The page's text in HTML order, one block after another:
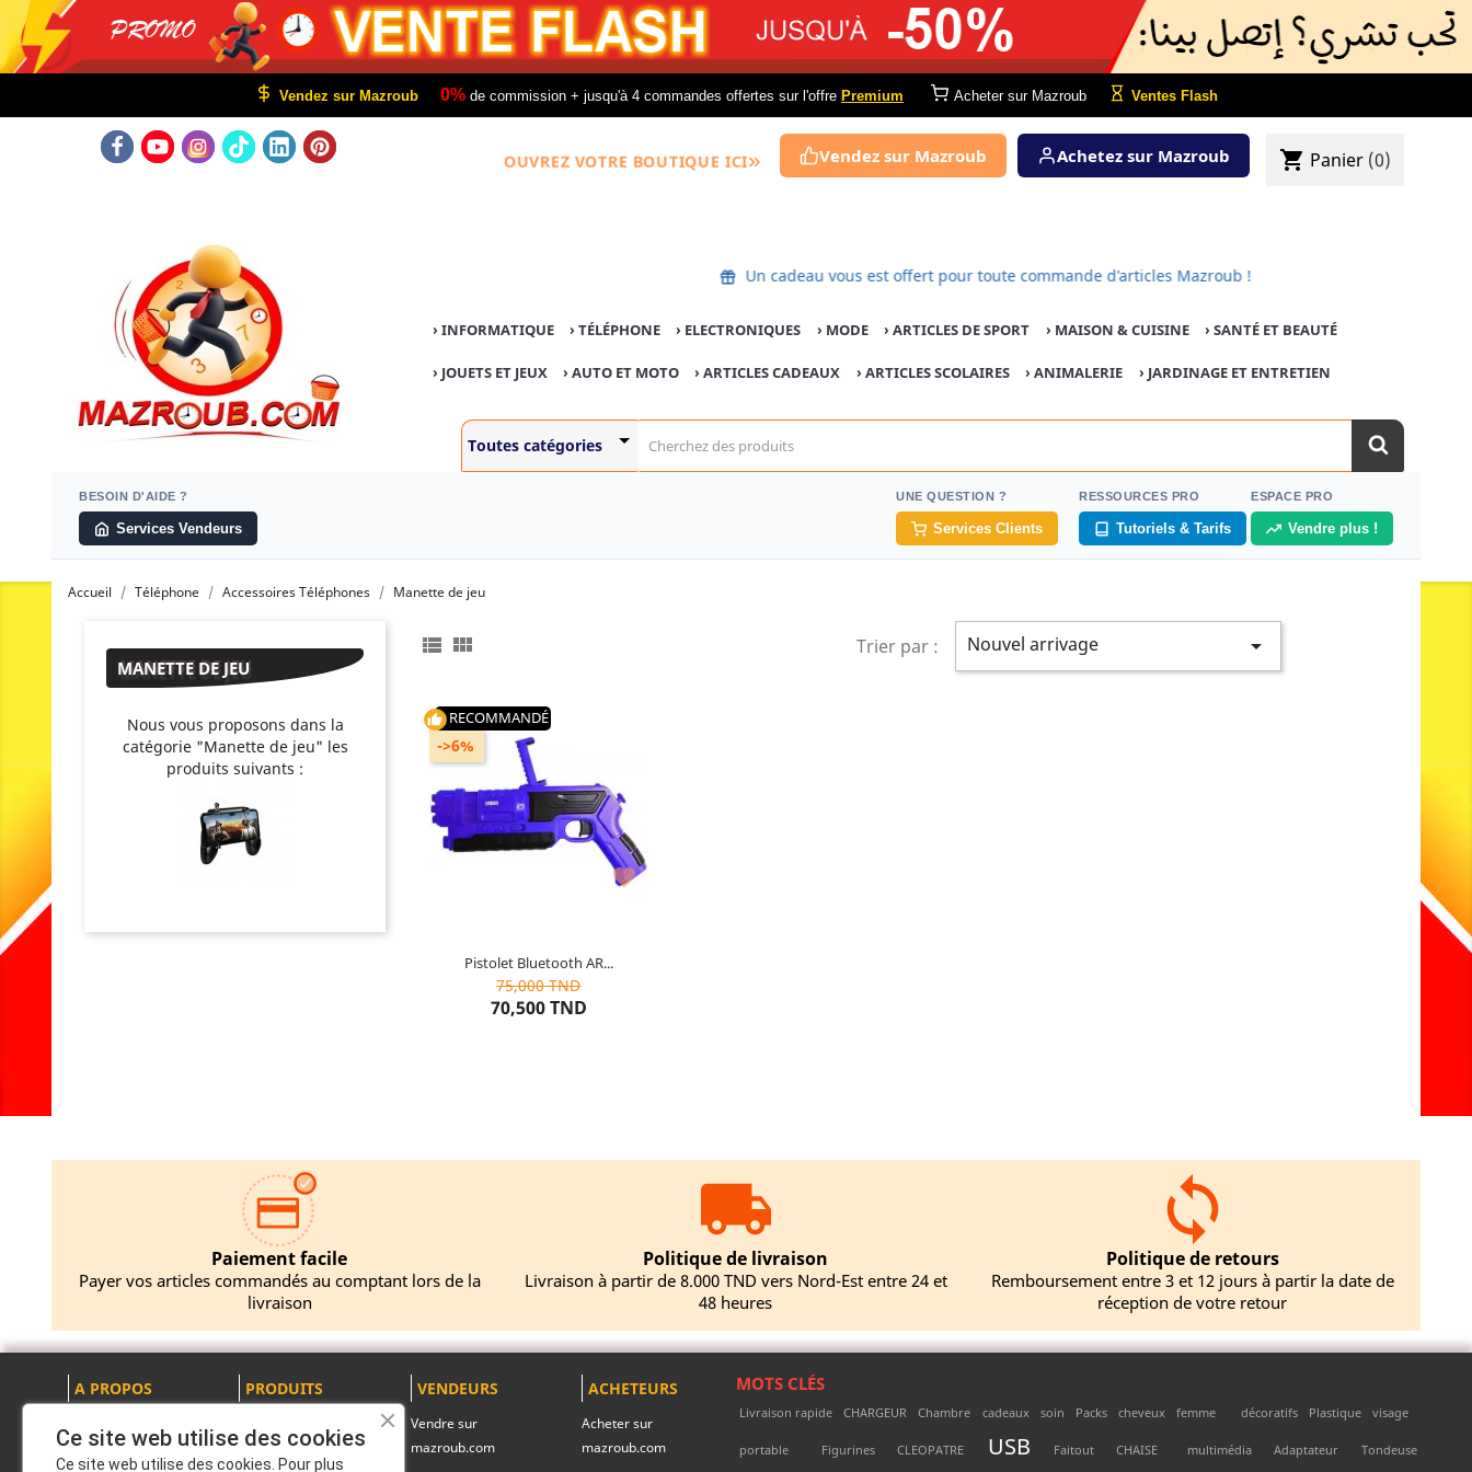
Vendez sur Mazroub 0% de commission + jusqu'à 4 commandes offertes sur l'offre Premium Acheter sur Mazroub Ventes Flash
OUVREZ VOTRE BOUTIQUE ICI Vendez sur Mazroub Achetez sur Mazroub shopping_cart Panier (0)
Un cadeau vous est offert pour toute commande d'articles Mazroub !
› INFORMATIQUE ›TÉLÉPHONE › ELECTRONIQUES › MODE ›ARTICLES DE SPORT › MAISON & CUISINE › SANTÉ ET BEAUTÉ
› JOUETS ET JEUX ›AUTO ET MOTO › ARTICLES CADEAUX › ARTICLES SCOLAIRES ›ANIMALERIE › JARDINAGE ET ENTRETIEN
BESOIN D'AIDE ?
Services Vendeurs
UNE QUESTION ?
Services Clients
RESSOURCES PRO
Tutoriels & Tarifs
ESPACE PRO
Vendre plus !
Accueil Téléphone Accessoires Téléphones Manette de jeu
MANETTE DE JEU
Nous vous proposons dans la
catégorie "Manette de jeu" les
produits suivants :
  Trier par : Nouvel arrivage 

thumb_up RECOMMANDÉ
Pistolet Bluetooth AR...
75,000 TND
70,500 TND
->6%
Propriété : Support extensible pour
téléphones portables de 4 à 6 pouces
Couleur : Bleu
10articles restants
Paiement facile
Payer vos articles commandés au comptant lors de la
livraison
Politique de livraison
Livraison à partir de 8.000 TND vers Nord-Est entre 24 et
48 heures
Politique de retours
Remboursement entre 3 et 12 jours à partir la date de
réception de votre retour
A PROPOS PRODUITS VENDEURS
Vendre sur
mazroub.com
ACHETEURS
Acheter sur
mazroub.com
MOTS CLÉS
Livraison rapide CHARGEUR Chambre cadeaux soin Packs cheveux femme décoratifs Plastique visage
portable Figurines CLEOPATRE USB Faitout CHAISE multimédia Adaptateur Tondeuse
Ce site web utilise des cookies
Ce site web utilise des cookies. Pour plus